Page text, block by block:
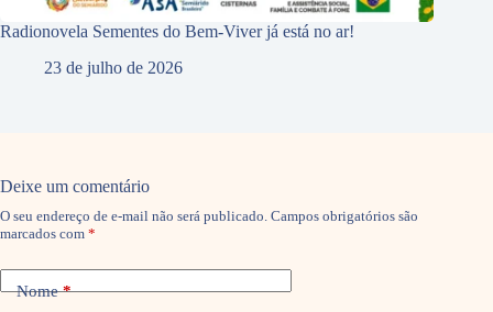
Radionovela Sementes do Bem-Viver já está no ar!
23 de julho de 2026
Deixe um comentário
O seu endereço de e-mail não será publicado. Campos obrigatórios são
marcados com *
Nome*